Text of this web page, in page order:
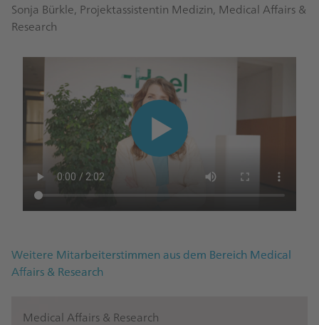
Sonja Bürkle, Projektassistentin Medizin, Medical Affairs &
Research
Weitere Mitarbeiterstimmen aus dem Bereich Medical
Affairs & Research
Medical Affairs & Research